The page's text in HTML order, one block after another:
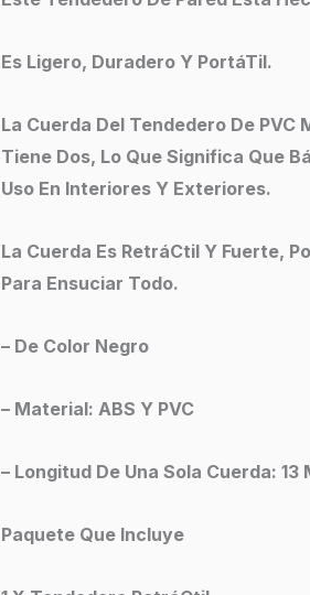
Es Ligero, Duradero Y PortáTil.
La Cuerda Del Tendedero De PVC
Tiene Dos, Lo Que Significa Que
Uso En Interiores Y Exteriores.
La Cuerda Es RetráCtil Y Fuerte,
Para Ensuciar Todo.
– De Color Negro
– Material: ABS Y PVC
– Longitud De Una Sola Cuerda: 13
Paquete Que Incluye